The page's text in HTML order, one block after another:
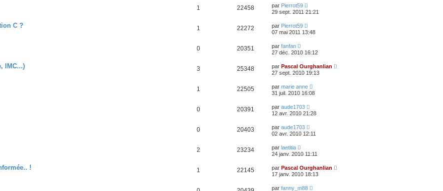
1 22458 par Pierrot59
29 sept. 2011 21:21
C ? 1 22272 par Pierrot59
07 mai 2011 13:48
0 20351 par fanfan
27 déc. 2010 16:12
IMC...) 3 25348 par Pascal Ourghanlian
27 sept. 2010 19:13
1 22505 par marie anne
31 juil. 2010 16:08
0 20391 par aude1703
12 avr. 2010 21:28
0 20403 par aude1703
02 avr. 2010 12:11
2 23234 par laetitia
24 janv. 2010 11:11
! 1 22145 par Pascal Ourghanlian
17 janv. 2010 18:13
par fanny_m88